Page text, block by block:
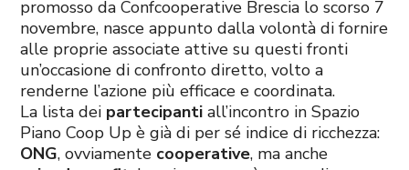
promosso da Confcooperative Brescia lo scorso 7
novembre, nasce appunto dalla volontà di fornire
alle proprie associate attive su questi fronti
un’occasione di confronto diretto, volto a
renderne l’azione più efficace e coordinata.
La lista dei partecipanti all’incontro in Spazio
Piano Coop Up è già di per sé indice di ricchezza:
ONG, ovviamente cooperative, ma anche